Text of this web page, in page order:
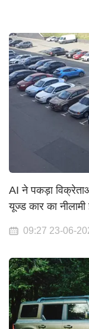
AI ने पकड़ा
यूज्ड कार का नीलामी
09:27 23-06-